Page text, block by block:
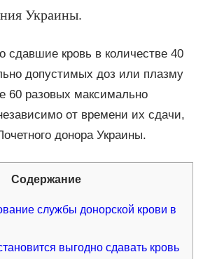
Украины.
сдавшие кровь в количестве 40
допустимых доз или плазму
60 разовых максимально
от времени их сдачи,
донора Украины.
Содержание
службы донорской крови в
выгодно сдавать кровь